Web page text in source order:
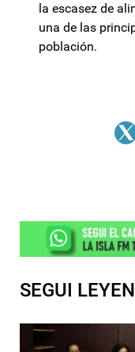
la escasez de
una de las
población.
SEGUI